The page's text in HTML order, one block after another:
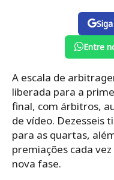
Entre
A escala de
liberada para a
final, com árbitros,
de vídeo. Dezesseis
para as quartas,
premiações cada
nova fase.